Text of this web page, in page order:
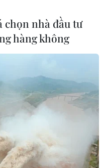
PV/Vietnam+)
chọn nhà đầu tư
hàng không